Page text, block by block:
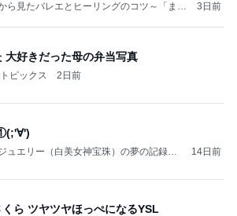
ら見たバレエとヒーリングのコツ～「まと
3日前
大好きだった母の弁当写真
ピックス 2日前
ュエリー（白美女神宝珠）の夢の記録
14日前
くら ツヤツヤほっぺになるYSL